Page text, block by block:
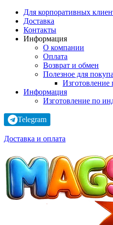
Для корпоративных
Доставка
Контакты
Информация
О компании
Оплата
Возврат и обмен
Полезное для
Изготовление
Информация
Изготовление по
Telegram
Доставка и оплата